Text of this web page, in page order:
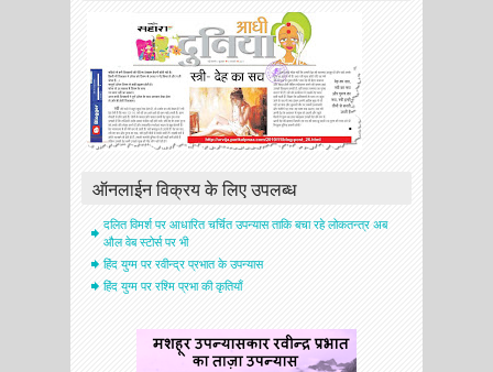
ऑनलाईन विक्रय के लिए उपलब्ध
दलित विमर्श पर आधारित चर्चित उपन्यास ताकि बचा रहे लोकतन्त्र अब
औल वेब स्टोर्स पर भी
हिंद युग्म पर रवीन्द्र प्रभात के उपन्यास
हिंद युग्म पर रश्मि प्रभा की कृतियाँ